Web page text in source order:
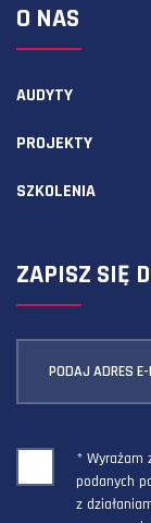
O NAS
AUDYTY
PROJEKTY
SZKOLENIA
ZAPISZ SIĘ
PODAJ ADRES
* Wyrażam
podanych
z